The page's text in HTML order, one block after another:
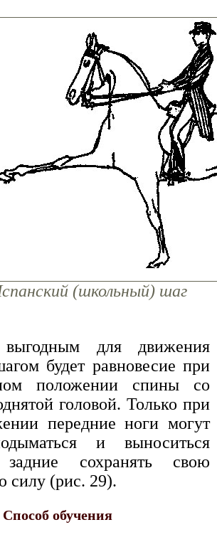
(школьный) шаг
выгодным для движения
будет равновесие при
положении спины со
головой. Только при
передние ноги могут
и выноситься
сохранять свою
силу (рис. 29).
Способ обучения